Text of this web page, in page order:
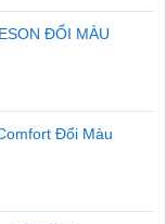
ĐỔI MÀU
Đổi Màu